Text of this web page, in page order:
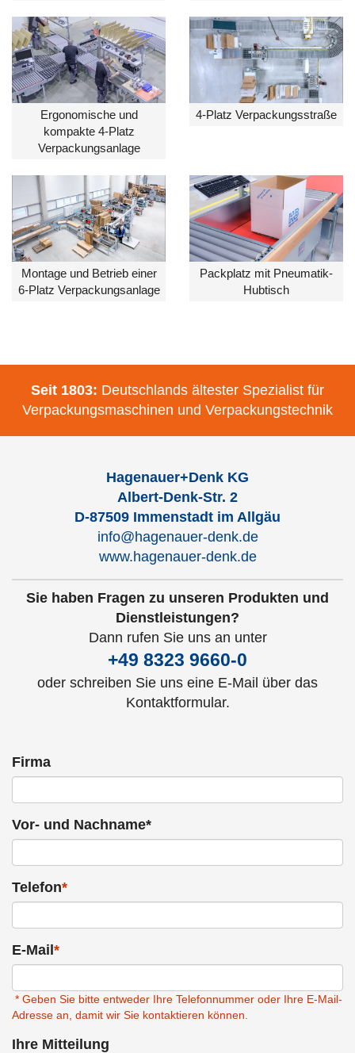
Ergonomische und
kompakte 4-Platz
Verpackungsanlage
4-Platz Verpackungsstraße
Montage und Betrieb einer
6-Platz Verpackungsanlage
Packplatz mit Pneumatik-
Hubtisch
Seit 1803: Deutschlands ältester Spezialist für
Verpackungsmaschinen und Verpackungstechnik
Hagenauer+Denk KG
Albert-Denk-Str. 2
D-87509 Immenstadt im Allgäu
info@hagenauer-denk.de
www.hagenauer-denk.de
Sie haben Fragen zu unseren Produkten und
Dienstleistungen?
Dann rufen Sie uns an unter
+49 8323 9660-0
oder schreiben Sie uns eine E-Mail über das
Kontaktformular.
Firma
Vor- und Nachname*
Telefon*
E-Mail*
* Geben Sie bitte entweder Ihre Telefonnummer oder Ihre E-Mail-
Adresse an, damit wir Sie kontaktieren können.
Ihre Mitteilung